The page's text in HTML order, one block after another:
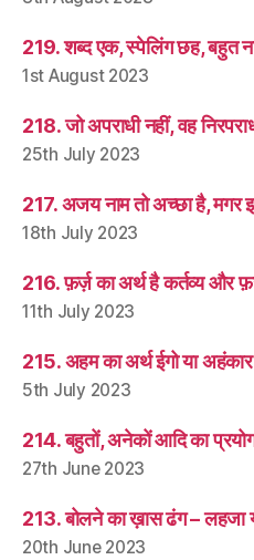
219. शब्द एक, स्पेलिंग छह, बहुत
1st August 2023
218. जो अपराधी नहीं, वह
25th July 2023
217. अजय नाम तो अच्छा है, मगर
18th July 2023
216. फ़र्ज़ का अर्थ है कर्तव्य और
11th July 2023
215. अहम का अर्थ ईगो या अहंकार
5th July 2023
214. बहुतों, अनेकों आदि का
27th June 2023
213. बोलने का ख़ास ढंग – लहजा
20th June 2023